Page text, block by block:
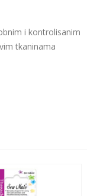
i kontrolisanim
tkaninama